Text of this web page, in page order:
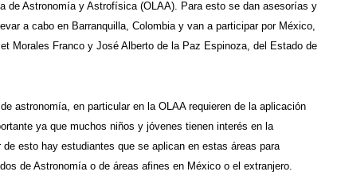
de Astronomía y Astrofísica (OLAA). Para esto se dan asesorías y
a cabo en Barranquilla, Colombia y van a participar por México,
Morales Franco y José Alberto de la Paz Espinoza, del Estado de
astronomía, en particular en la OLAA requieren de la aplicación
ya que muchos niños y jóvenes tienen interés en la
esto hay estudiantes que se aplican en estas áreas para
de Astronomía o de áreas afines en México o el extranjero.